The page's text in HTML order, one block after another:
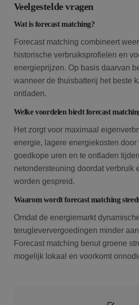
Veelgestelde vragen
Wat is forecast matching?
Forecast matching combineert
historische verbruiksprofielen en
energieprijzen. Op basis daarvan
wanneer de thuisbatterij het beste
ontladen.
Welke voordelen biedt forecast
Het zorgt voor maximaal
energie, lagere energiekosten door
goedkope uren en te ontladen
netondersteuning doordat verbruik
worden gespreid.
Waarom wordt forecast matching
Omdat de energiemarkt
terugleververgoedingen minder
Forecast matching benut groene
mogelijk lokaal en voorkomt